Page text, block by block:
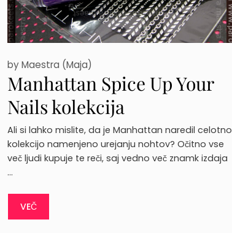
Manhattan Spice Up Your
Nails kolekcija
byMaestra (Maja)
Ali si lahko mislite, da je Manhattan naredil celotno
kolekcijo namenjeno urejanju nohtov? Očitno vse
več ljudi kupuje te reči, saj vedno več znamk izdaja
…
VEČ